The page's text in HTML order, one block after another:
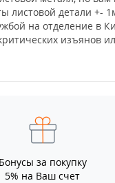
листовой детали +-
на отделение в
Бонусы за покупку
5% на Ваш счет